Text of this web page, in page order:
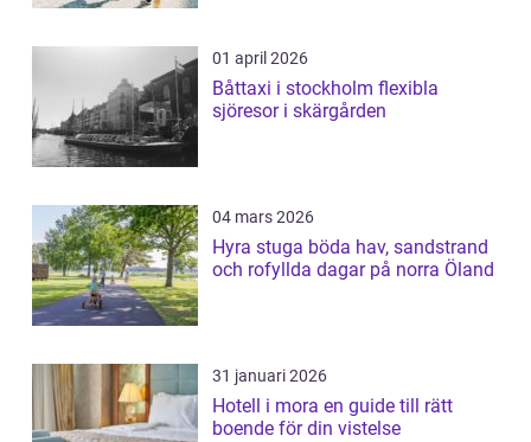
01 april 2026
Båttaxi i stockholm flexibla
sjöresor i skärgården
04 mars 2026
Hyra stuga böda hav, sandstrand
och rofyllda dagar på norra Öland
31 januari 2026
Hotell i mora en guide till rätt
boende för din vistelse